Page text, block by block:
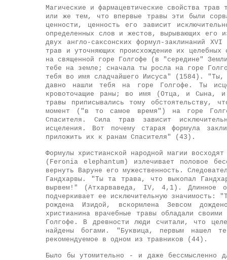
Магические и фармацевтические свойства трав
или же тем, что впервые травы эти были
ценности, ценность его зависит
определенных слов и жестов, вырывающих его
двух англо-саксонских формул-заклинаний
трав и уточняющих происхождение их
на священной горе Голгофе (в "середине"
тебе на земле; сначала ты росла на горе
тебя во имя сладчайшего Иисуса" (1584). "Ты,
давно нашли тебя на горе Голгофе. Ты
кровоточащие раны; во имя (Отца, и Сына,
травы приписывались тому обстоятельству,
момент ("в то самое время") на горе
Спасителя. Сила трав зависит
исцеления. Вот почему старая формула
приложить их к ранам Спасителя" (43).
Формулы христианской народной магии
(Feronia elephantum) излечивает половое
вернуть Варуне его мужественность.
Гандхарвы. "Ты та трава, что выкопал
вырвем!" (Атхарваведа, IV, 4,1). Длинное
подчеркивает ее исключительную
рождена Изидой, вскормлена Зевсом
христианина врачебные травы обладали
Голгофе. В древности люди считали, что
найдены богами. "Буквица, первым нашел
рекомендуемое в одном из травников (44).
Было бы утомительно - и даже бессмысленно